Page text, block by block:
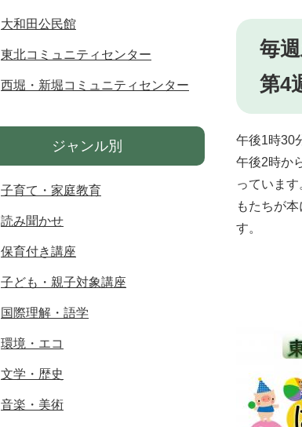
毎
第4
午後1時30
午後2時か
っていま
もたちが
す。
大和田公民館
東北コミュニティセンター
西堀・新堀コミュニティセンター
ジャンル別
子育て・家庭教育
読み聞かせ
保育付き講座
子ども・親子対象講座
国際理解・語学
環境・エコ
文学・歴史
音楽・美術